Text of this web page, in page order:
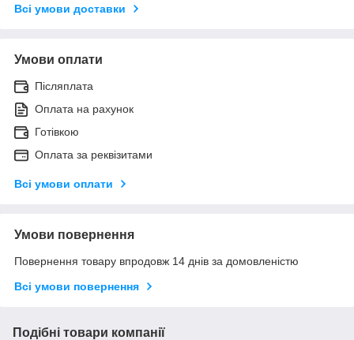
Всі умови доставки
Умови оплати
Післяплата
Оплата на рахунок
Готівкою
Оплата за реквізитами
Всі умови оплати
Умови повернення
Повернення товару впродовж 14 днів за домовленістю
Всі умови повернення
Подібні товари компанії